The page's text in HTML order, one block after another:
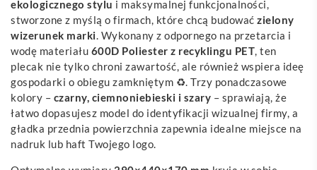
ekologicznego stylu i maksymalnej funkcjonalności,
stworzone z myślą o firmach, które chcą budować zielony
wizerunek marki. Wykonany z odpornego na przetarcia i
wodę materiału 600D Poliester z recyklingu PET, ten
plecak nie tylko chroni zawartość, ale również wspiera ideę
gospodarki o obiegu zamkniętym ♻️. Trzy ponadczasowe
kolory – czarny, ciemnoniebieski i szary – sprawiają, że
łatwo dopasujesz model do identyfikacji wizualnej firmy, a
gładka przednia powierzchnia zapewnia idealne miejsce na
nadruk lub haft Twojego logo.